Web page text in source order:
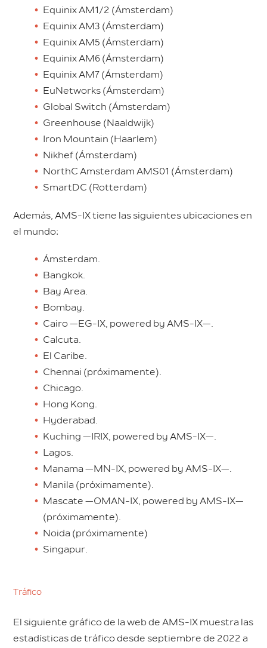
Equinix AM1/2 (Ámsterdam)
Equinix AM3 (Ámsterdam)
Equinix AM5 (Ámsterdam)
Equinix AM6 (Ámsterdam)
Equinix AM7 (Ámsterdam)
EuNetworks (Ámsterdam)
Global Switch (Ámsterdam)
Greenhouse (Naaldwijk)
Iron Mountain (Haarlem)
Nikhef (Ámsterdam)
NorthC Amsterdam AMS01 (Ámsterdam)
SmartDC (Rotterdam)
Además, AMS-IX tiene las siguientes ubicaciones en
el mundo:
Ámsterdam.
Bangkok.
Bay Area.
Bombay.
Cairo —EG-IX, powered by AMS-IX—.
Calcuta.
El Caribe.
Chennai (próximamente).
Chicago.
Hong Kong.
Hyderabad.
Kuching —IRIX, powered by AMS-IX—.
Lagos.
Manama —MN-IX, powered by AMS-IX—.
Manila (próximamente).
Mascate —OMAN-IX, powered by AMS-IX—
(próximamente).
Noida (próximamente)
Singapur.
Tráfico
El siguiente gráfico de la web de AMS-IX muestra las
estadísticas de tráfico desde septiembre de 2022 a